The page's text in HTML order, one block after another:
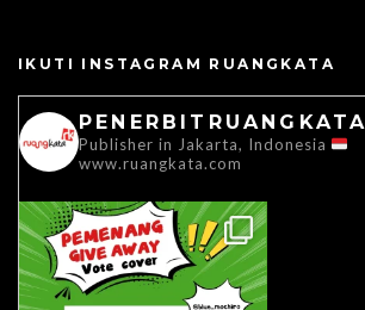
IKUTI INSTAGRAM RUANGKATA
PENERBITRUANGKATA
Publisher in Jakarta, Indonesia
www.ruangkata.com